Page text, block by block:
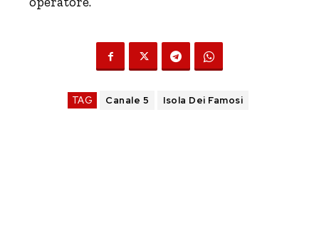
TAG Canale 5 Isola Dei Famosi